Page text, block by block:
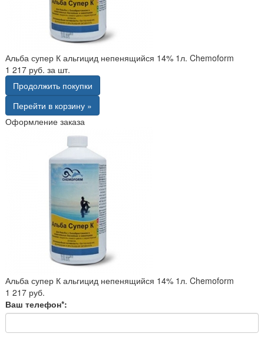
Альба супер К альгицид непенящийся 14% 1л. Chemoform
1 217 руб. за шт.
Продолжить покупки
Перейти в корзину »
Оформление заказа
Альба супер К альгицид непенящийся 14% 1л. Chemoform
1 217 руб.
Ваш телефон*: